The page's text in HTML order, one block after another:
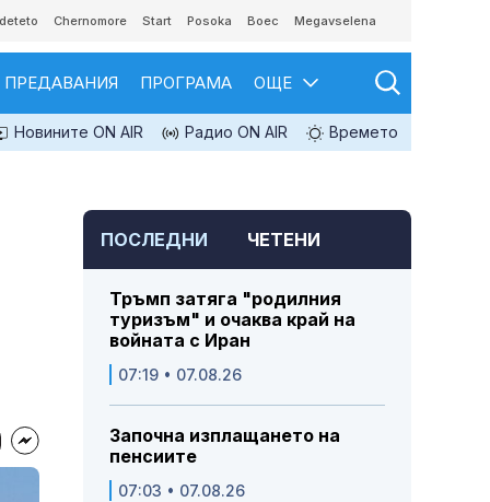
Chernomore Start Posoka Boec Megavselena
ПРЕДАВАНИЯ ПРОГРАМА ОЩЕ
Новините ON AIR Радио ON AIR Времето
ПОСЛЕДНИ ЧЕТЕНИ
Тръмп затяга "родилния
туризъм" и очаква край на
войната с Иран
07:19 • 07.08.26
Започна изплащането на
пенсиите
07:03 • 07.08.26